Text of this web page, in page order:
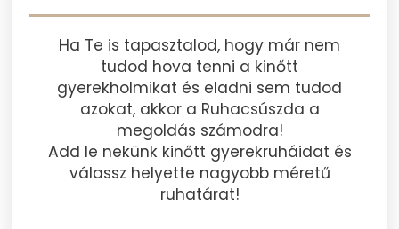
Ha Te is tapasztalod, hogy már nem
tudod hova tenni a kinőtt
gyerekholmikat és eladni sem tudod
azokat, akkor a Ruhacsúszda a
megoldás számodra!
Add le nekünk kinőtt gyerekruháidat és
válassz helyette nagyobb méretű
ruhatárat!